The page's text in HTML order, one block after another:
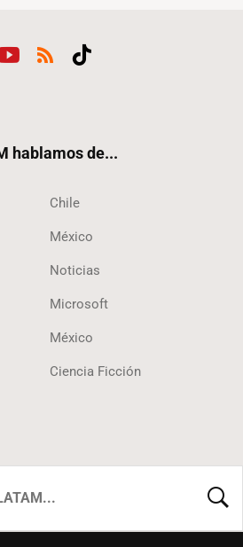
hablamos de...
Chile
México
Noticias
Microsoft
México
Ciencia Ficción